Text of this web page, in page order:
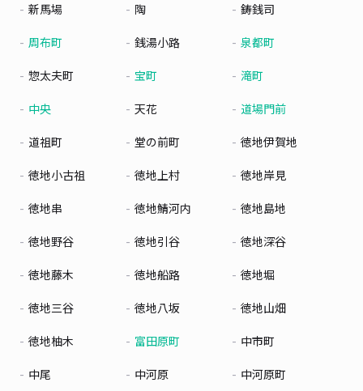
新馬場 陶 鋳銭司
周布町 銭湯小路 泉都町
惣太夫町 宝町 滝町
中央 天花 道場門前
道祖町 堂の前町 徳地伊賀地
徳地小古祖 徳地上村 徳地岸見
徳地串 徳地鯖河内 徳地島地
徳地野谷 徳地引谷 徳地深谷
徳地藤木 徳地船路 徳地堀
徳地三谷 徳地八坂 徳地山畑
徳地柚木 富田原町 中市町
中尾 中河原 中河原町